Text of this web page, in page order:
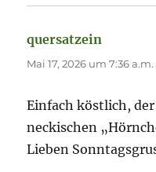
quersatzein
Mai 17, 2026 um 7:36
Einfach köstlich,
neckischen
Lieben